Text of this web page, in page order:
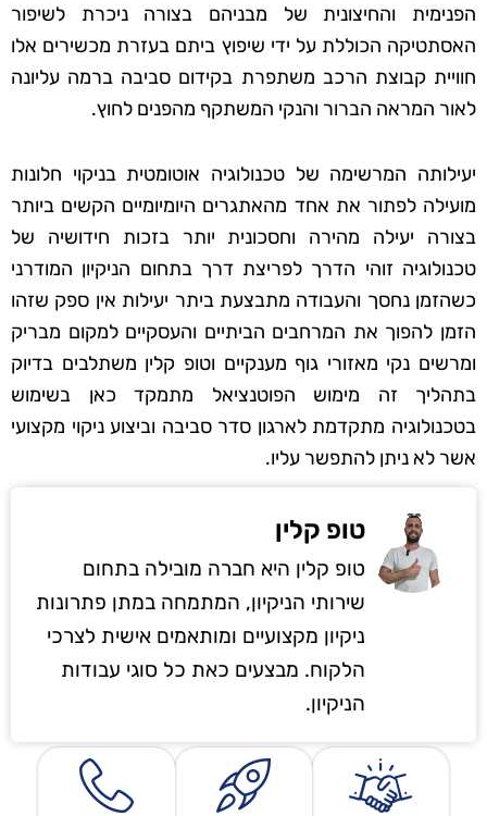
הפנימית והחיצונית של מבניהם בצורה ניכרת לשיפור
האסתטיקה הכוללת על ידי שיפוץ ביתם בעזרת מכשירים אלו
חוויית קבוצת הרכב משתפרת בקידום סביבה ברמה עליונה
לאור המראה הברור והנקי המשתקף מהפנים לחוץ.
יעילותה המרשימה של טכנולוגיה אוטומטית בניקוי חלונות
מועילה לפתור את אחד מהאתגרים היומיומיים הקשים ביותר
בצורה יעילה מהירה וחסכונית יותר בזכות חידושיה של
טכנולוגיה זוהי הדרך לפריצת דרך בתחום הניקיון המודרני
כשהזמן נחסך והעבודה מתבצעת ביתר יעילות אין ספק שזהו
הזמן להפוך את המרחבים הביתיים והעסקיים למקום מבריק
ומרשים נקי מאזורי גוף מענקיים וטופ קלין משתלבים בדיוק
בתהליך זה מימוש הפוטנציאל מתמקד כאן בשימוש
בטכנולוגיה מתקדמת לארגון סדר סביבה וביצוע ניקוי מקצועי
אשר לא ניתן להתפשר עליו.
טופ קלין
טופ קלין היא חברה מובילה בתחום
שירותי הניקיון, המתמחה במתן פתרונות
ניקיון מקצועיים ומותאמים אישית לצרכי
הלקוח. מבצעים כאת כל סוגי עבודות
הניקיון.